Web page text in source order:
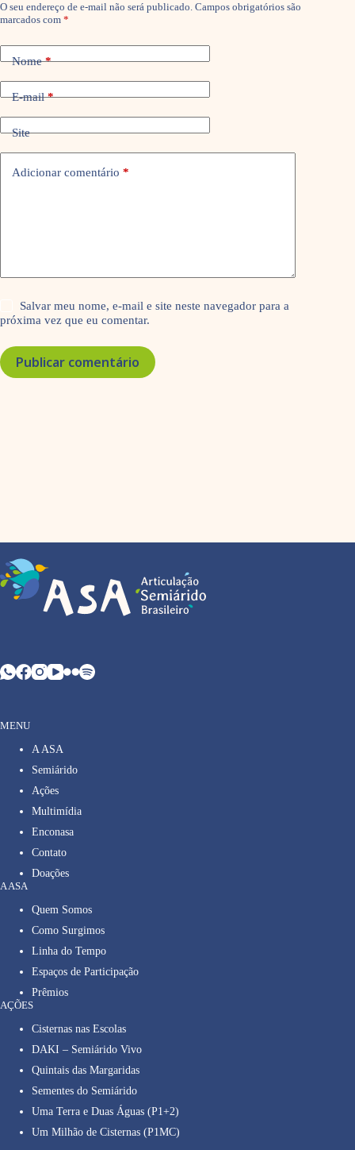
O seu endereço de e-mail não será publicado. Campos obrigatórios são
marcados com *
Nome*
E-mail*
Site
Adicionar comentário *
Salvar meu nome, e-mail e site neste navegador para a
próxima vez que eu comentar.
Publicar comentário
MENU
A ASA
Semiárido
Ações
Multimídia
Enconasa
Contato
Doações
A ASA
Quem Somos
Como Surgimos
Linha do Tempo
Espaços de Participação
Prêmios
AÇÕES
Cisternas nas Escolas
DAKI – Semiárido Vivo
Quintais das Margaridas
Sementes do Semiárido
Uma Terra e Duas Águas (P1+2)
Um Milhão de Cisternas (P1MC)